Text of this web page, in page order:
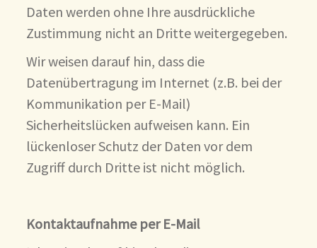
Daten werden ohne Ihre ausdrückliche
Zustimmung nicht an Dritte weitergegeben.
Wir weisen darauf hin, dass die
Datenübertragung im Internet (z.B. bei der
Kommunikation per E-Mail)
Sicherheitslücken aufweisen kann. Ein
lückenloser Schutz der Daten vor dem
Zugriff durch Dritte ist nicht möglich.
Kontaktaufnahme per E-Mail